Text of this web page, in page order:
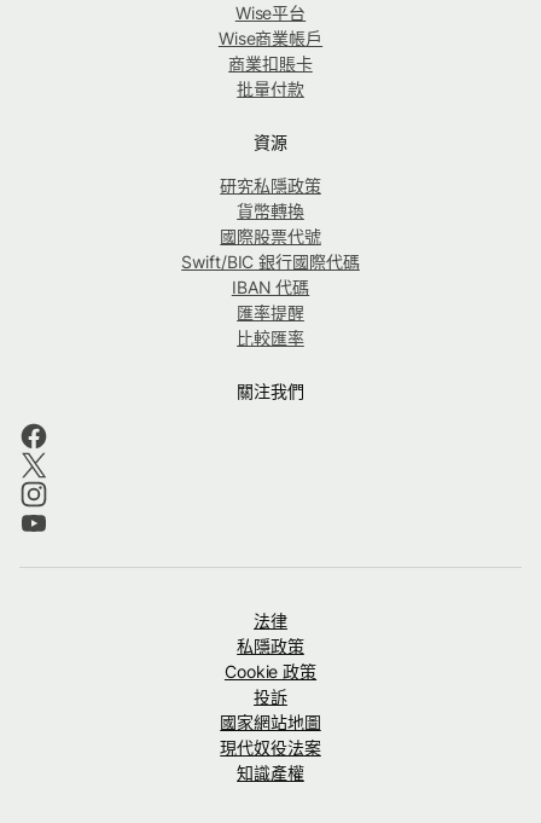
Wise平台
Wise商業帳戶
商業扣賬卡
批量付款
資源
研究私隱政策
貨幣轉換
國際股票代號
Swift/BIC 銀行國際代碼
IBAN 代碼
匯率提醒
比較匯率
關注我們
法律
私隱政策
Cookie 政策
投訴
國家網站地圖
現代奴役法案
知識產權